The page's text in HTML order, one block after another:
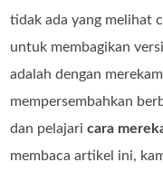
tidak ada yang melihat
untuk membagikan
adalah dengan
mempersembahkan
dan pelajaricara
membaca artikel ini,